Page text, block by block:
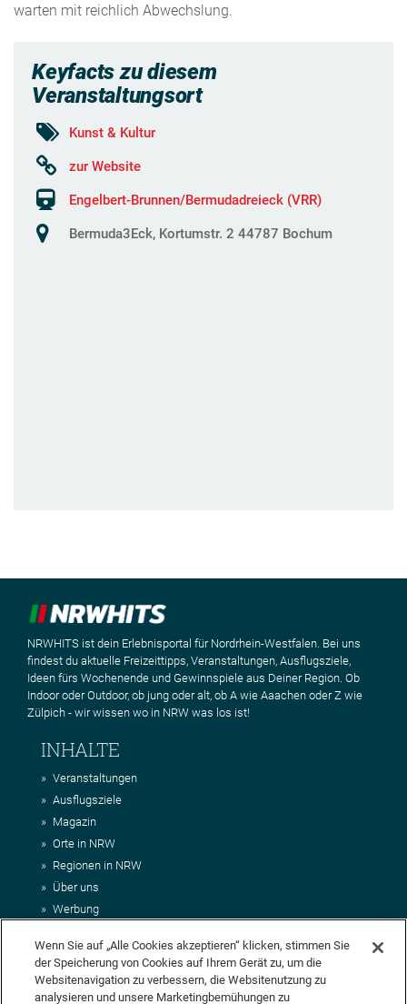
warten mit reichlich Abwechslung.
Keyfacts zu diesem
Veranstaltungsort
Kunst & Kultur
zur Website
Engelbert-Brunnen/Bermudadreieck (VRR)
Bermuda3Eck, Kortumstr. 2 44787 Bochum
NRWHITS ist dein Erlebnisportal für Nordrhein-Westfalen. Bei uns
findest du aktuelle Freizeittipps, Veranstaltungen, Ausflugsziele,
Ideen fürs Wochenende und Gewinnspiele aus Deiner Region. Ob
Indoor oder Outdoor, ob jung oder alt, ob A wie Aaachen oder Z wie
Zülpich - wir wissen wo in NRW was los ist!
INHALTE
Veranstaltungen
Ausflugsziele
Magazin
Orte in NRW
Regionen in NRW
Über uns
Werbung
Impressum
AGB
Datenschutz
Wenn Sie auf „Alle Cookies akzeptieren“ klicken, stimmen Sie
der Speicherung von Cookies auf Ihrem Gerät zu, um die
Websitenavigation zu verbessern, die Websitenutzung zu
analysieren und unsere Marketingbemühungen zu